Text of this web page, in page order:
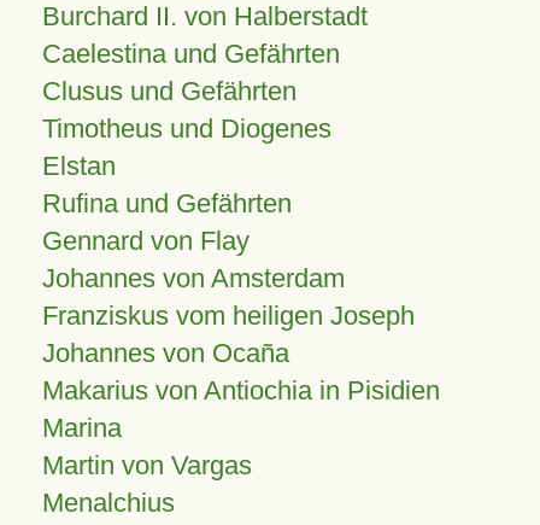
Burchard II. von Halberstadt
Caelestina und Gefährten
Clusus und Gefährten
Timotheus und Diogenes
Elstan
Rufina und Gefährten
Gennard von Flay
Johannes von Amsterdam
Franziskus vom heiligen Joseph
Johannes von Ocaña
Makarius von Antiochia in Pisidien
Marina
Martin von Vargas
Menalchius